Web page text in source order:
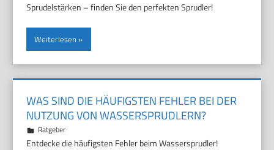
Sprudelstärken – finden Sie den perfekten Sprudler!
Weiterlesen
WAS SIND DIE HÄUFIGSTEN FEHLER BEI DER
NUTZUNG VON WASSERSPRUDLERN?
22. Oktober 2025
Marco
Ratgeber
Entdecke die häufigsten Fehler beim Wassersprudler!